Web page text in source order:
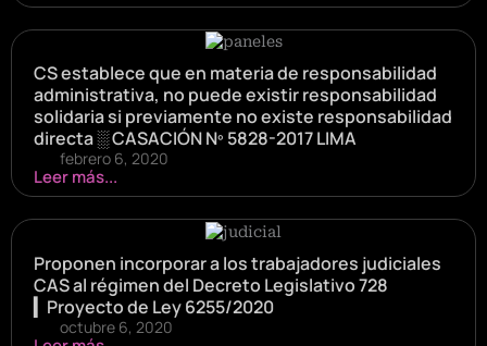
CS establece que en materia de responsabilidad
administrativa, no puede existir responsabilidad
solidaria si previamente no existe responsabilidad
directa ░ CASACIÓN Nº 5828-2017 LIMA
febrero 6, 2020
Leer más...
Proponen incorporar a los trabajadores judiciales
CAS al régimen del Decreto Legislativo 728
▎Proyecto de Ley 6255/2020
octubre 6, 2020